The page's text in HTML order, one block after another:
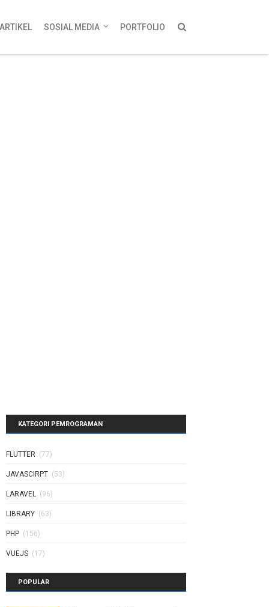
ARTIKEL SOSIAL MEDIA PORTFOLIO
KATEGORI PEMROGRAMAN
FLUTTER (77)
JAVASCIRPT (53)
LARAVEL (96)
LIBRARY (63)
PHP (156)
VUEJS (17)
POPULAR